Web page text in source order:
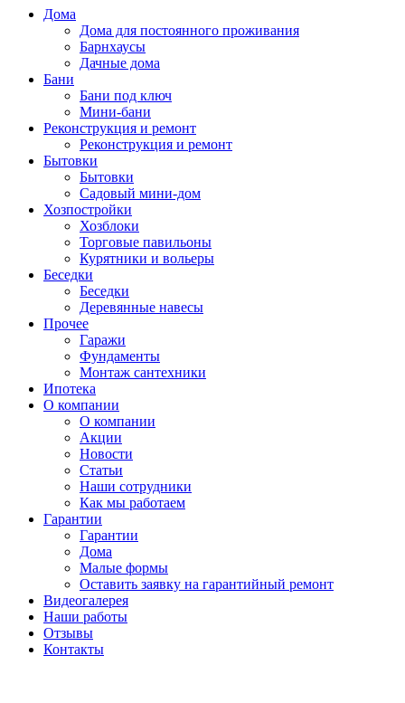
Дома
Дома для постоянного проживания
Барнхаусы
Дачные дома
Бани
Бани под ключ
Мини-бани
Реконструкция и ремонт
Реконструкция и ремонт
Бытовки
Бытовки
Садовый мини-дом
Хозпостройки
Хозблоки
Торговые павильоны
Курятники и вольеры
Беседки
Беседки
Деревянные навесы
Прочее
Гаражи
Фундаменты
Монтаж сантехники
Ипотека
О компании
О компании
Акции
Новости
Статьи
Наши сотрудники
Как мы работаем
Гарантии
Гарантии
Дома
Малые формы
Оставить заявку на гарантийный ремонт
Видеогалерея
Наши работы
Отзывы
Контакты